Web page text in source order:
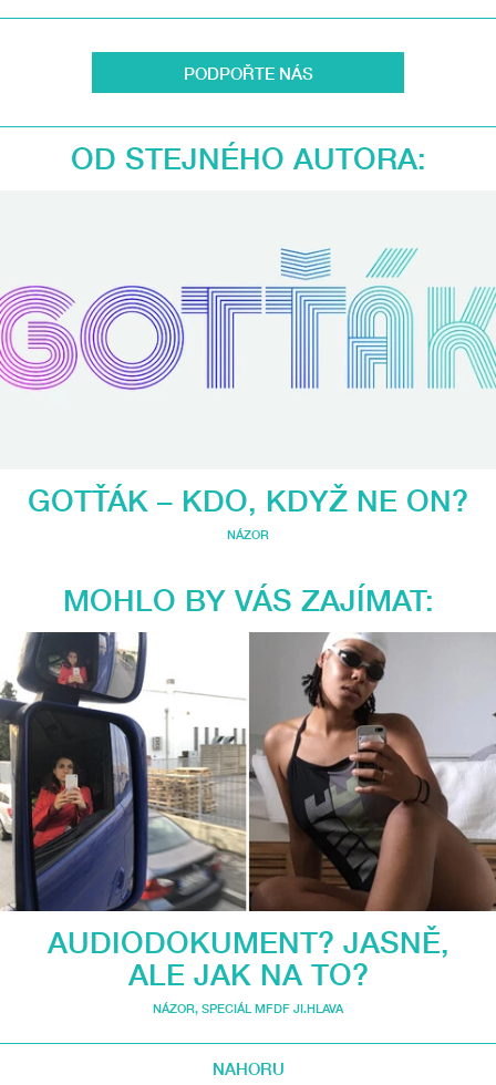
PODPOŘTE NÁS
OD STEJNÉHO AUTORA:
GOTŤÁK – KDO, KDYŽ NE ON?
NÁZOR
MOHLO BY VÁS ZAJÍMAT:
AUDIODOKUMENT? JASNĚ,
ALE JAK NA TO?
NÁZOR SPECIÁL MFDF JI.HLAVA
NAHORU